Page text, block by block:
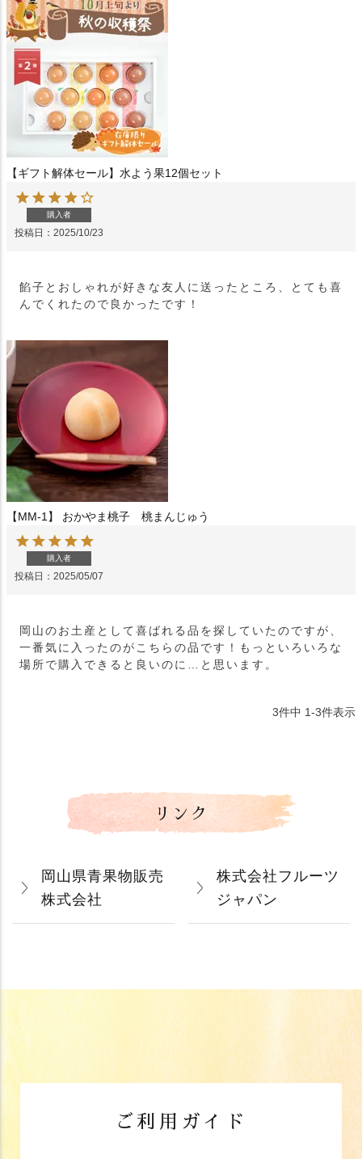
【ギフト解体セール】水よう果12個セット
購入者
投稿日 2025/10/23
餡子とおしゃれが好きな友人に送ったところ、とても喜
んでくれたので良かったです！
【MM-1】 おかやま桃子 桃まんじゅう
購入者
投稿日 2025/05/07
岡山のお土産として喜ばれる品を探していたのですが、
一番気に入ったのがこちらの品です！もっといろいろな
場所で購入できると良いのに…と思います。
3件中 1-3件表示
リンク
岡山県青果物販売
株式会社
株式会社フルーツ
ジャパン
ご利用ガイド